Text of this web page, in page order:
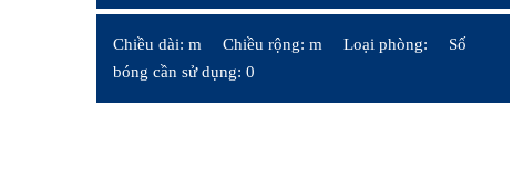
Chiều dài: m Chiều rộng: m Loại phòng:
Số
bóng cần sử dụng: 0